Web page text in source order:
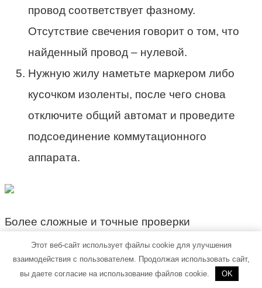
провод соответствует фазному.
Отсутствие свечения говорит о том, что
найденный провод – нулевой.
Нужную жилу наметьте маркером либо
кусочком изоленты, после чего снова
отключите общий автомат и проведите
подсоединение коммутационного
аппарата.
Более сложные и точные проверки
выполняются с помощью мультиметра.
Поиск фазы индикаторной отверткой и
Этот веб-сайт использует файлы cookie для улучшения
взаимодействия с пользователем. Продолжая использовать сайт,
вы даете согласие на использование файлов cookie.
OK